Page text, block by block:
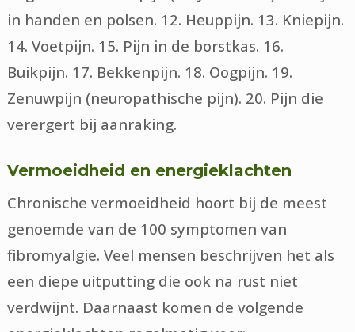
in handen en polsen. 12. Heuppijn. 13. Kniepijn.
14. Voetpijn. 15. Pijn in de borstkas. 16.
Buikpijn. 17. Bekkenpijn. 18. Oogpijn. 19.
Zenuwpijn (neuropathische pijn). 20. Pijn die
verergert bij aanraking.
Vermoeidheid en energieklachten
Chronische vermoeidheid hoort bij de meest
genoemde van de 100 symptomen van
fibromyalgie. Veel mensen beschrijven het als
een diepe uitputting die ook na rust niet
verdwijnt. Daarnaast komen de volgende